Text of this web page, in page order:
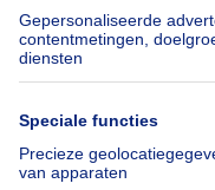
Axel Springer Group
SeLoger.com
Immowelt.de
Hulp
Veelgestelde vragen